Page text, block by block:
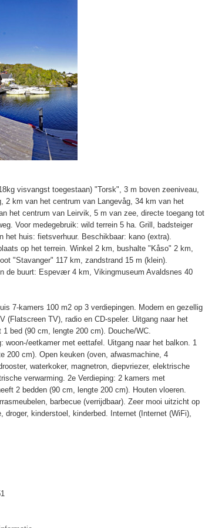
visvangst toegestaan) "Torsk", 3 m boven zeeniveau,
2 km van het centrum van Langevåg, 34 km van het
het centrum van Leirvik, 5 m van zee, directe toegang tot
Voor medegebruik: wild terrein 5 ha. Grill, badsteiger
het huis: fietsverhuur. Beschikbaar: kano (extra).
op het terrein. Winkel 2 km, bushalte "Kåso" 2 km,
"Stavanger" 117 km, zandstrand 15 m (klein).
de buurt: Espevær 4 km, Vikingmuseum Avaldsnes 40
7-kamers 100 m2 op 3 verdiepingen. Modern en gezellig
(Flatscreen TV), radio en CD-speler. Uitgang naar het
bed (90 cm, lengte 200 cm). Douche/WC.
woon-/eetkamer met eettafel. Uitgang naar het balkon. 1
200 cm). Open keuken (oven, afwasmachine, 4
waterkoker, magnetron, diepvriezer, elektrische
verwarming. 2e Verdieping: 2 kamers met
2 bedden (90 cm, lengte 200 cm). Houten vloeren.
barbecue (verrijdbaar). Zeer mooi uitzicht op
droger, kinderstoel, kinderbed. Internet (Internet (WiFi),